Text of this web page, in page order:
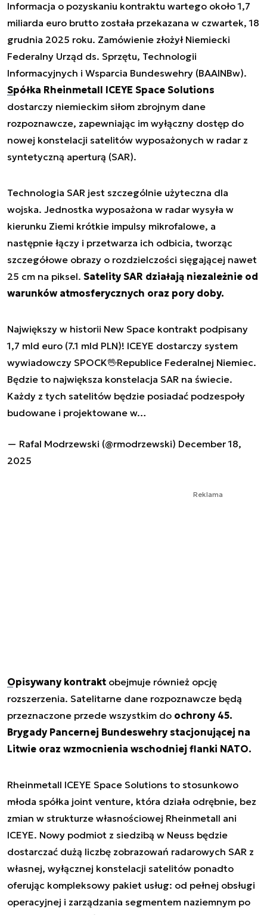
Informacja o pozyskaniu kontraktu wartego około 1,7
miliarda euro brutto została przekazana w czwartek, 18
grudnia 2025 roku. Zamówienie złożył Niemiecki
Federalny Urząd ds. Sprzętu, Technologii
Informacyjnych i Wsparcia Bundeswehry (BAAINBw).
Spółka Rheinmetall ICEYE Space Solutions
dostarczy niemieckim siłom zbrojnym dane
rozpoznawcze, zapewniając im wyłączny dostęp do
nowej konstelacji satelitów wyposażonych w radar z
syntetyczną aperturą (SAR).
Technologia SAR jest szczególnie użyteczna dla
wojska. Jednostka wyposażona w radar wysyła w
kierunku Ziemi krótkie impulsy mikrofalowe, a
następnie łączy i przetwarza ich odbicia, tworząc
szczegółowe obrazy o rozdzielczości sięgającej nawet
25 cm na piksel. Satelity SAR działają niezależnie od
warunków atmosferycznych oraz pory doby.
Największy w historii New Space kontrakt podpisany
1,7 mld euro (7.1 mld PLN)! ICEYE dostarczy system
wywiadowczy SPOCK🖖Republice Federalnej Niemiec.
Będzie to największa konstelacja SAR na świecie.
Każdy z tych satelitów będzie posiadać podzespoły
budowane i projektowane w…
— Rafal Modrzewski (@rmodrzewski) December 18,
2025
Reklama
Opisywany kontrakt obejmuje również opcję
rozszerzenia. Satelitarne dane rozpoznawcze będą
przeznaczone przede wszystkim do ochrony 45.
Brygady Pancernej Bundeswehry stacjonującej na
Litwie oraz wzmocnienia wschodniej flanki NATO.
Rheinmetall ICEYE Space Solutions to stosunkowo
młoda spółka joint venture, która działa odrębnie, bez
zmian w strukturze własnościowej Rheinmetall ani
ICEYE. Nowy podmiot z siedzibą w Neuss będzie
dostarczać dużą liczbę zobrazowań radarowych SAR z
własnej, wyłącznej konstelacji satelitów ponadto
oferując kompleksowy pakiet usług: od pełnej obsługi
operacyjnej i zarządzania segmentem naziemnym po